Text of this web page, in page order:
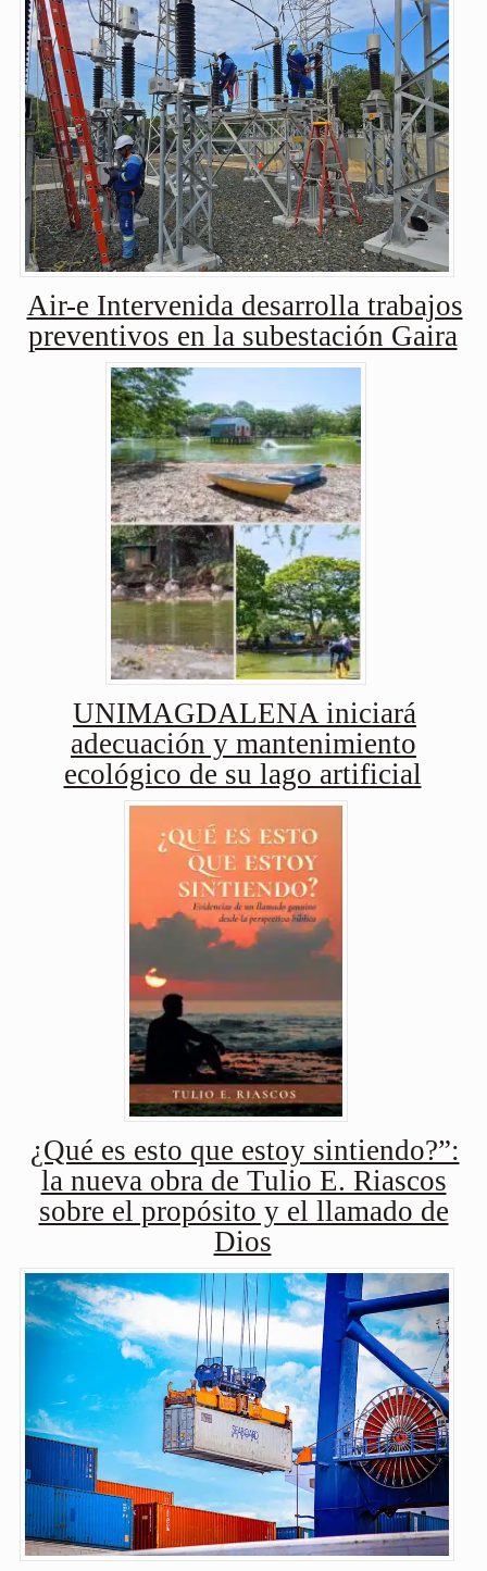
Air-e Intervenida desarrolla trabajos
preventivos en la subestación Gaira
UNIMAGDALENA iniciará
adecuación y mantenimiento
ecológico de su lago artificial
¿Qué es esto que estoy sintiendo?”:
la nueva obra de Tulio E. Riascos
sobre el propósito y el llamado de
Dios